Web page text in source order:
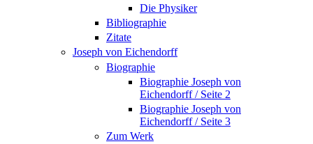
Die Physiker
Bibliographie
Zitate
Joseph von Eichendorff
Biographie
Biographie Joseph von
Eichendorff / Seite 2
Biographie Joseph von
Eichendorff / Seite 3
Zum Werk